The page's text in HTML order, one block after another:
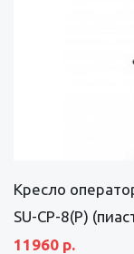
Кресло
SU-CP-8(P)
11960 р.